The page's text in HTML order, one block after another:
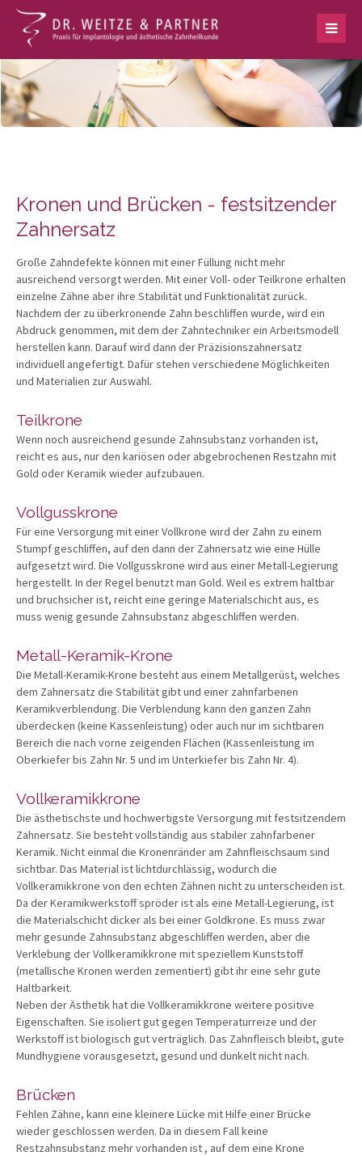
Kronen und Brücken - festsitzender
Zahnersatz
Große Zahndefekte können mit einer Füllung nicht mehr
ausreichend versorgt werden. Mit einer Voll- oder Teilkrone erhalten
einzelne Zähne aber ihre Stabilität und Funktionalität zurück.
Nachdem der zu überkronende Zahn beschliffen wurde, wird ein
Abdruck genommen, mit dem der Zahntechniker ein Arbeitsmodell
herstellen kann. Darauf wird dann der Präzisionszahnersatz
individuell angefertigt. Dafür stehen verschiedene Möglichkeiten
und Materialien zur Auswahl.
Teilkrone
Wenn noch ausreichend gesunde Zahnsubstanz vorhanden ist,
reicht es aus, nur den kariösen oder abgebrochenen Restzahn mit
Gold oder Keramik wieder aufzubauen.
Vollgusskrone
Für eine Versorgung mit einer Vollkrone wird der Zahn zu einem
Stumpf geschliffen, auf den dann der Zahnersatz wie eine Hülle
aufgesetzt wird. Die Vollgusskrone wird aus einer Metall-Legierung
hergestellt. In der Regel benutzt man Gold. Weil es extrem haltbar
und bruchsicher ist, reicht eine geringe Materialschicht aus, es
muss wenig gesunde Zahnsubstanz abgeschliffen werden.
Metall-Keramik-Krone
Die Metall-Keramik-Krone besteht aus einem Metallgerüst, welches
dem Zahnersatz die Stabilität gibt und einer zahnfarbenen
Keramikverblendung. Die Verblendung kann den ganzen Zahn
überdecken (keine Kassenleistung) oder auch nur im sichtbaren
Bereich die nach vorne zeigenden Flächen (Kassenleistung im
Oberkiefer bis Zahn Nr. 5 und im Unterkiefer bis Zahn Nr. 4).
Vollkeramikkrone
Die ästhetischste und hochwertigste Versorgung mit festsitzendem
Zahnersatz. Sie besteht vollständig aus stabiler zahnfarbener
Keramik. Nicht einmal die Kronenränder am Zahnfleischsaum sind
sichtbar. Das Material ist lichtdurchlässig, wodurch die
Vollkeramikkrone von den echten Zähnen nicht zu unterscheiden ist.
Da der Keramikwerkstoff spröder ist als eine Metall-Legierung, ist
die Materialschicht dicker als bei einer Goldkrone. Es muss zwar
mehr gesunde Zahnsubstanz abgeschliffen werden, aber die
Verklebung der Vollkeramikkrone mit speziellem Kunststoff
(metallische Kronen werden zementiert) gibt ihr eine sehr gute
Haltbarkeit.
Neben der Ästhetik hat die Vollkeramikkrone weitere positive
Eigenschaften. Sie isoliert gut gegen Temperaturreize und der
Werkstoff ist biologisch gut verträglich. Das Zahnfleisch bleibt, gute
Mundhygiene vorausgesetzt, gesund und dunkelt nicht nach.
Brücken
Fehlen Zähne, kann eine kleinere Lücke mit Hilfe einer Brücke
wieder geschlossen werden. Da in diesem Fall keine
Restzahnsubstanz mehr vorhanden ist , auf dem eine Krone